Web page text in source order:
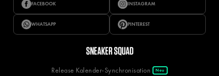
FACEBOOK INSTAGRAM
WHATSAPP PINTEREST
SNEAKER SQUAD
Release Kalender-Synchronisation Neu